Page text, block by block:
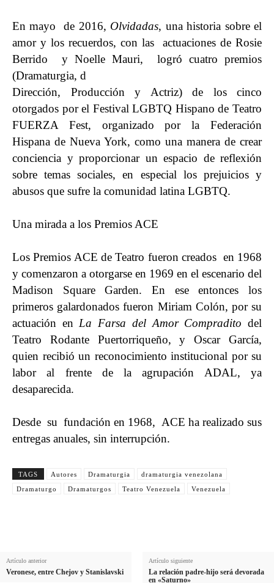
En mayo de 2016, Olvidadas, una historia sobre el
amor y los recuerdos, con las actuaciones de Rosie
Berrido y Noelle Mauri, logró cuatro premios
(Dramaturgia, d
Dirección, Producción y Actriz) de los cinco
otorgados por el Festival LGBTQ Hispano de Teatro
FUERZA Fest, organizado por la Federación
Hispana de Nueva York, como una manera de crear
conciencia y proporcionar un espacio de reflexión
sobre temas sociales, en especial los prejuicios y
abusos que sufre la comunidad latina LGBTQ.
Una mirada a los Premios ACE
Los Premios ACE de Teatro fueron creados en 1968
y comenzaron a otorgarse en 1969 en el escenario del
Madison Square Garden. En ese entonces los
primeros galardonados fueron Miriam Colón, por su
actuación en La Farsa del Amor Compradito del
Teatro Rodante Puertorriqueño, y Oscar García,
quien recibió un reconocimiento institucional por su
labor al frente de la agrupación ADAL, ya
desaparecida.
Desde su fundación en 1968, ACE ha realizado sus
entregas anuales, sin interrupción.
TAGS Autores Dramaturgia
dramaturgia venezolana
Dramaturgo
Dramaturgos Teatro Venezuela Venezuela
Artículo anterior
Veronese, entre Chejov y Stanislavski
Artículo siguiente
La relación padre-hijo será devorada
en «Saturno»